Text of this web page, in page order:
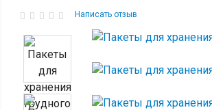
Написать отзыв